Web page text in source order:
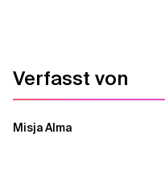
Verfasst von
Misja Alma